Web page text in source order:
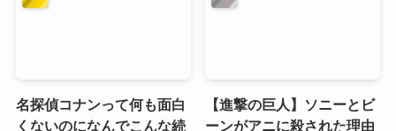
名探偵コナンって何も面白
くないのになんでこんな続
【進撃の巨人】ソニーとビ
ーンがアニに殺された理由